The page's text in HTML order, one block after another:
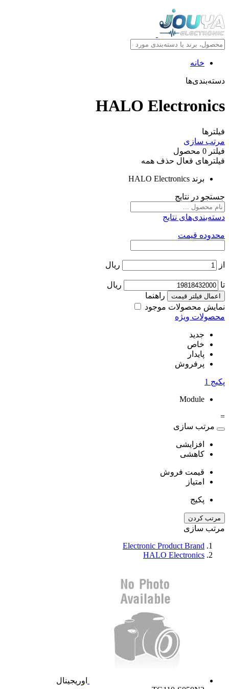
خانه
دسته‌بندی‌ها
HALO Electronics
فیلترها
مرتب سازی
فیلتر 0 محصول
فیلترهای فعال حذف همه
برند HALO Electronics
جستجو در نتایج
دسته‌بندی‌های نتایج
محدوده قیمت
از ریال
تا ریال
اعمال فیلتر قیمت
راهنما
نمایش محصولات موجود
محصولات ویژه
جدید
خاص
پایدار
پرفروش
پکیج 1
Module
=
مرتب سازی
افزایشی
کاهشی
قیمت فروش
امتیاز
پکیج
مرتب کردن
مرتب سازی
Electronic Product Brand
HALO Electronics
اوریجینال